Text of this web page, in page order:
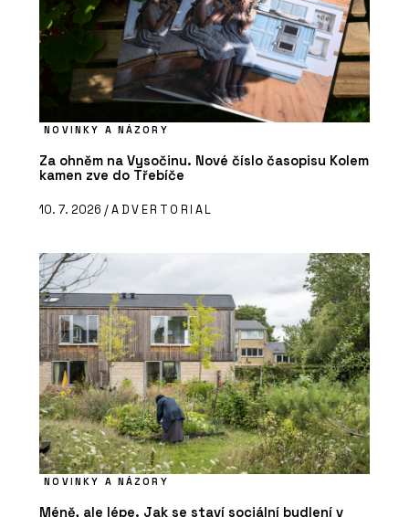
NOVINKY A NÁZORY
Za ohněm na Vysočinu. Nové číslo časopisu Kolem
kamen zve do Třebíče
10. 7. 2026 /ADVERTORIAL
NOVINKY A NÁZORY
Méně, ale lépe. Jak se staví sociální bydlení v